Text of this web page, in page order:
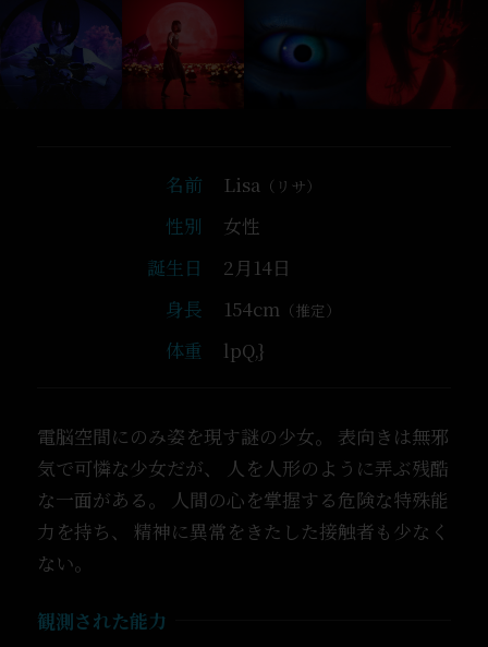
名前 Lisa（リサ）
性別
女性
誕生日
2月14日
身長
154cm （推定）
体重 0eq[]
電脳空間にのみ姿を現す謎の少女。
表向きは無邪
気で可憐な少女だが、
人を人形のように弄ぶ残酷
な一面がある。
人間の心を掌握する危険な特殊能
力を持ち、
精神に異常をきたした接触者も少なく
ない。
観測された能力